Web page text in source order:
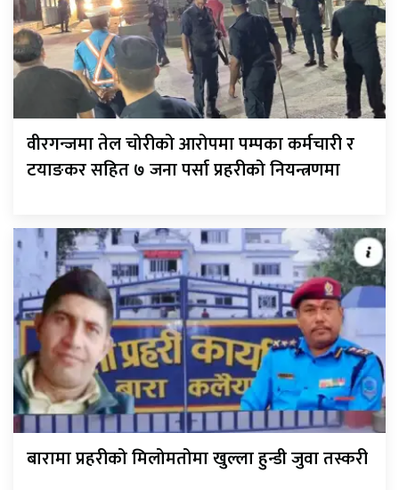
वीरगन्जमा तेल चोरीको आरोपमा पम्पका कर्मचारी र
टयाङकर सहित ७ जना पर्सा प्रहरीको नियन्त्रणमा
बारामा प्रहरीको मिलोमतोमा खुल्ला हुन्डी जुवा तस्करी